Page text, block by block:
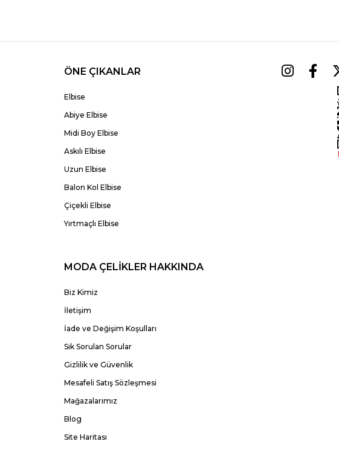
ÖNE ÇIKANLAR
Elbise
Abiye Elbise
Midi Boy Elbise
Askılı Elbise
Uzun Elbise
Balon Kol Elbise
Çiçekli Elbise
Yırtmaçlı Elbise
MODA ÇELİKLER HAKKINDA
Biz Kimiz
İletişim
İade ve Değişim Koşulları
Sık Sorulan Sorular
Gizlilik ve Güvenlik
Mesafeli Satış Sözleşmesi
Mağazalarımız
Blog
Site Haritası